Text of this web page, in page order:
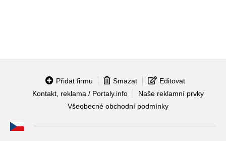
Přidat firmu Smazat
Editovat
Kontakt, reklama / Portaly.info
Naše reklamní prvky
Všeobecné obchodní podmínky